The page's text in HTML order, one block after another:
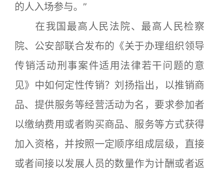
的人入场参与。”
在我国最高人民法院、最高人民检察
院、公安部联合发布的《关于办理组织领导
传销活动刑事案件适用法律若干问题的意
见》中如何定性传销？刘扬指出，以推销商
品、提供服务等经营活动为名，要求参加者
以缴纳费用或者购买商品、服务等方式获得
加入资格，并按照一定顺序组成层级，直接
或者间接以发展人员的数量作为计酬或者返